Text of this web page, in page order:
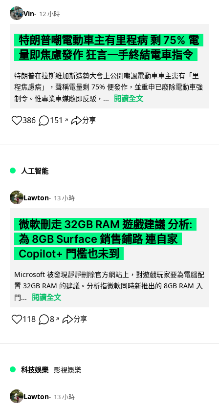
Vin 12 小時
特朗普嘲電動車主有里程病 剩 75% 電
量即焦慮發作 狂言一手終結電車指令
特朗普在拉斯維加斯造勢大會上公開嘲諷電動車車主患有「里
程焦慮病」，聲稱電量剩 75% 便發作，並重申已廢除電動車強
制令。惟專業車媒隨即反駁，...
閱讀全文
386 151 ↗ 分享
人工智能
Lawton 13 小時
微軟刪走 32GB RAM 遊戲建議 分析:
為 8GB Surface 銷售鋪路 連自家
Copilot+ 門檻也未到
Microsoft 被發現靜靜刪除官方網站上，對遊戲玩家要為電腦配
置 32GB RAM 的建議。分析指微軟同時新推出的 8GB RAM 入
門...
閱讀全文
118 8 ↗ 分享
科技娛樂 影視娛樂
Lawton 13 小時